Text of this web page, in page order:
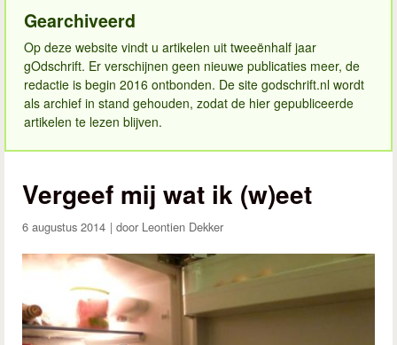
Gearchiveerd
Op deze website vindt u artikelen uit tweeënhalf jaar
gOdschrift. Er verschijnen geen nieuwe publicaties meer, de
redactie is begin 2016 ontbonden. De site godschrift.nl wordt
als archief in stand gehouden, zodat de hier gepubliceerde
artikelen te lezen blijven.
Vergeef mij wat ik (w)eet
6 augustus 2014 Leontien Dekker